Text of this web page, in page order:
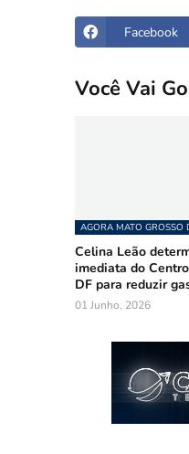
Facebook
Você Vai
AGORA MATO GROSSO
Celina Leão
imediata do
DF para reduzir
01 Junho, 2026